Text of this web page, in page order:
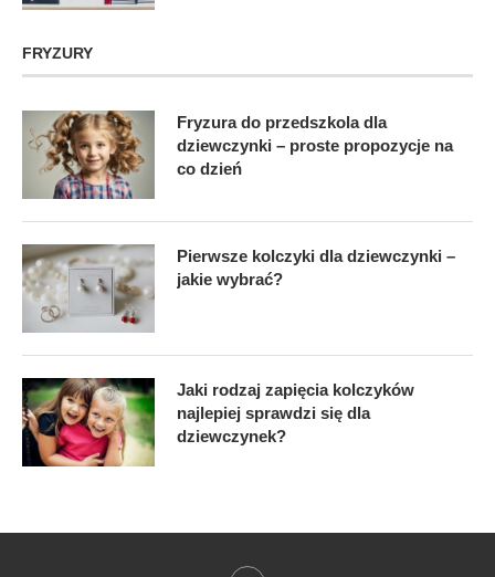
FRYZURY
Fryzura do przedszkola dla
dziewczynki – proste propozycje na
co dzień
Pierwsze kolczyki dla dziewczynki –
jakie wybrać?
Jaki rodzaj zapięcia kolczyków
najlepiej sprawdzi się dla
dziewczynek?